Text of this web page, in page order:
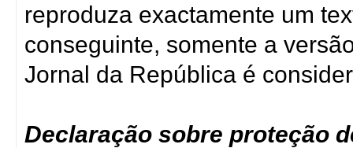
reproduza exactamente um
conseguinte, somente a
Jornal da República é
Declaração sobre proteção